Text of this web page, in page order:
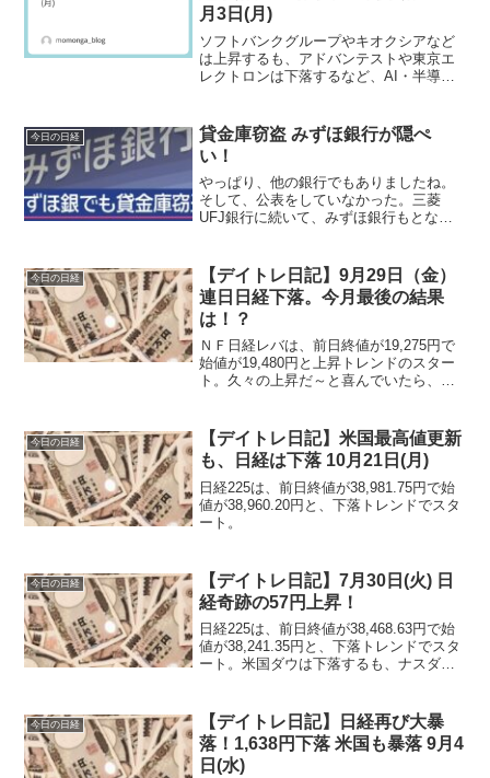
月3日(月)
ソフトバンクグループやキオクシアなど
は上昇するも、アドバンテストや東京エ
レクトロンは下落するなど、AI・半導体
全体が為替介入による円高で下落した相
場となりました。
今日の日経
貸金庫窃盗 みずほ銀行が隠ぺ
い！
やっぱり、他の銀行でもありましたね。
そして、公表をしていなかった。三菱
UFJ銀行に続いて、みずほ銀行もとなる
今日の日経
【デイトレ日記】9月29日（金）
連日日経下落。今月最後の結果
は！？
ＮＦ日経レバは、前日終値が19,275円で
始値が19,480円と上昇トレンドのスター
ト。久々の上昇だ～と喜んでいたら、秒
後のギリギリで上昇し始めて、100円程度
戻して終わる。
今日の日経
【デイトレ日記】米国最高値更新
も、日経は下落 10月21日(月)
日経225は、前日終値が38,981.75円で始
値が38,960.20円と、下落トレンドでスタ
ート。
今日の日経
【デイトレ日記】7月30日(火) 日
経奇跡の57円上昇！
日経225は、前日終値が38,468.63円で始
値が38,241.35円と、下落トレンドでスタ
ート。米国ダウは下落するも、ナスダッ
カ。
今日の日経
【デイトレ日記】日経再び大暴
落！1,638円下落 米国も暴落 9月4
日(水)